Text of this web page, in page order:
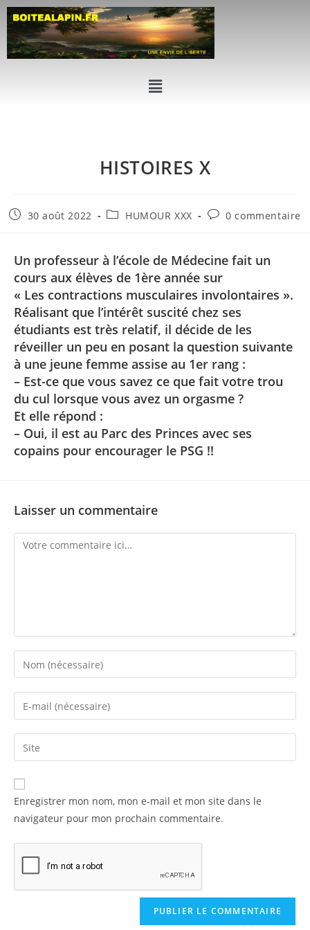
HISTOIRES X
30 août 2022 HUMOUR XXX 0 commentaire
Un professeur à l’école de Médecine fait un
cours aux élèves de 1ère année sur
« Les contractions musculaires involontaires ».
Réalisant que l’intérêt suscité chez ses
étudiants est très relatif, il décide de les
réveiller un peu en posant la question suivante
à une jeune femme assise au 1er rang :
– Est-ce que vous savez ce que fait votre trou
du cul lorsque vous avez un orgasme ?
Et elle répond :
– Oui, il est au Parc des Princes avec ses
copains pour encourager le PSG !!
Laisser un commentaire
Enregistrer mon nom, mon e-mail et mon site dans le
navigateur pour mon prochain commentaire.